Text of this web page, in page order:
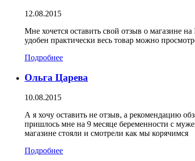
12.08.2015
Мне хочется оставить свой отзыв о
удобен практически весь товар можно
Подробнее
Ольга Царева
10.08.2015
А я хочу оставить не отзыв, а рекомендацию
пришлось мне на 9 месяце беременности с
магазине стояли и смотрели как мы корячимся
Подробнее